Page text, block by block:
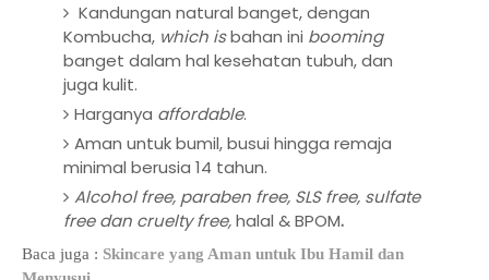
Kandungan natural banget, dengan
Kombucha, which isbahan ini booming
banget dalam hal kesehatan tubuh, dan
juga kulit.
Harganya affordable.
Aman untuk bumil, busui hingga remaja
minimal berusia 14 tahun.
Alcohol free, paraben free, SLS free, sulfate
free dan cruelty free,halal & BPOM.
Baca juga : Skincare yang Aman untuk Ibu Hamil dan